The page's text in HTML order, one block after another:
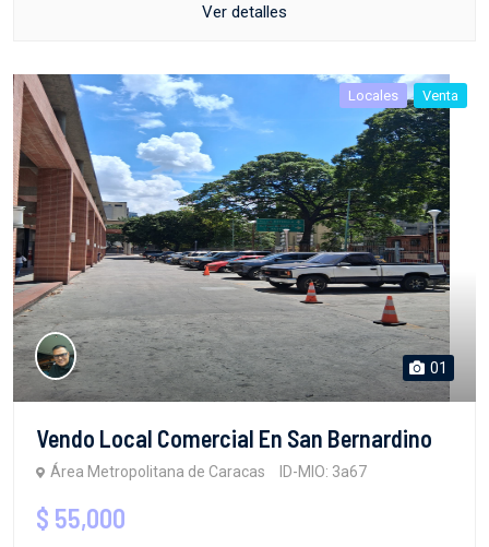
Ver detalles
Locales Venta
01
Vendo Local Comercial En San Bernardino
Área Metropolitana de Caracas ID-MIO: 3a67
$ 55,000